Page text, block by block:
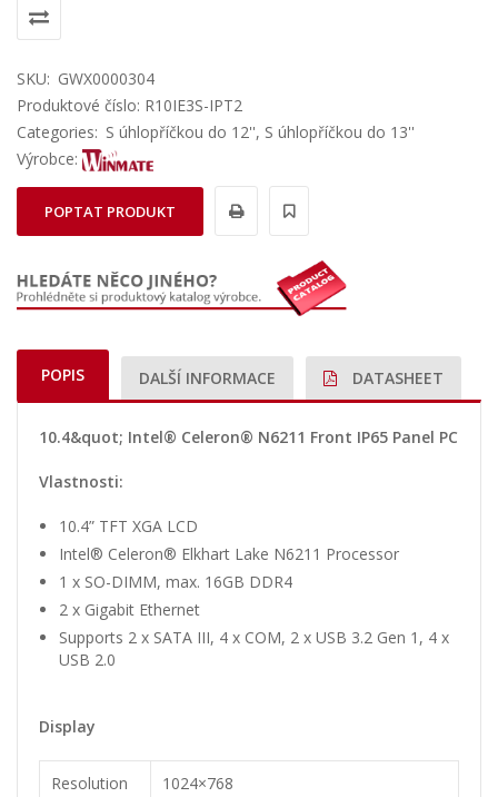
SKU: GWX0000304
Produktové číslo: R10IE3S-IPT2
Categories: S úhlopříčkou do 12'', S úhlopříčkou do 13''
Výrobce:
POPTAT PRODUKT
POPIS DALŠÍ INFORMACE DATASHEET
10.4&quot; Intel® Celeron® N6211 Front IP65 Panel PC
Vlastnosti:
10.4” TFT XGA LCD
Intel® Celeron® Elkhart Lake N6211 Processor
1 x SO-DIMM, max. 16GB DDR4
2 x Gigabit Ethernet
Supports 2 x SATA III, 4 x COM, 2 x USB 3.2 Gen 1, 4 x
USB 2.0
Display
Resolution 1024×768